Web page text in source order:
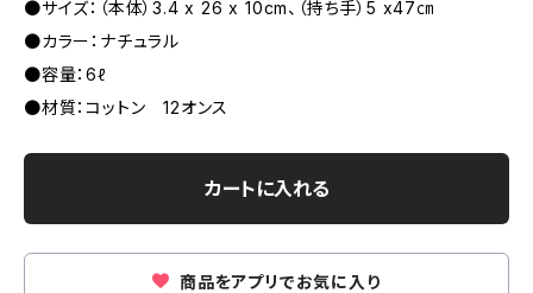
●サイズ：（本体）3.4 x 26 x 10cm、（持ち手）5 x47㎝
●カラー：ナチュラル
●容量：6ℓ
●材質：コットン 12オンス
カートに入れる
商品をアプリでお気に入り